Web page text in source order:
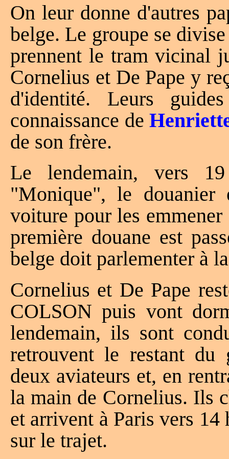
On leur donne d'autres
belge. Le groupe se
prennent le tram vicinal
Cornelius et De Pape y
d'identité. Leurs
connaissance de
de son frère.
Le lendemain, vers
"Monique", le douanier
voiture pour les
première douane est
belge doit parlementer à
Cornelius et De Pape
COLSON puis vont
lendemain, ils sont
retrouvent le restant du
deux aviateurs et, en
la main de Cornelius. Ils
et arrivent à Paris vers
sur le trajet.